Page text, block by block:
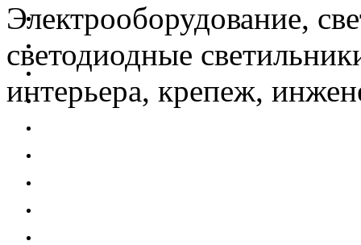
Электрооборудование,
светодиодные
интерьера, крепеж,